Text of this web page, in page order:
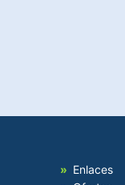
Enlaces